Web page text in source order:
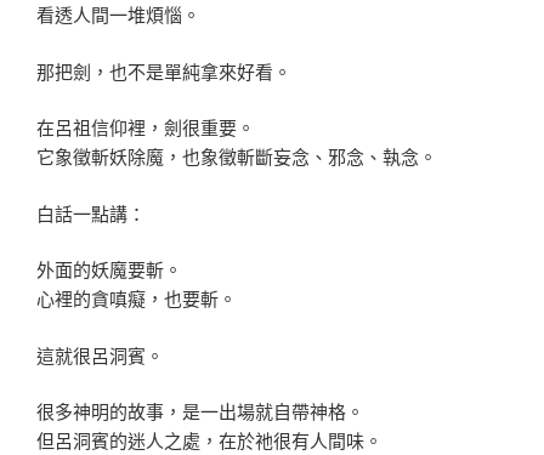
看透人間一堆煩惱。
那把劍，也不是單純拿來好看。
在呂祖信仰裡，劍很重要。
它象徵斬妖除魔，也象徵斬斷妄念、邪念、執念。
白話一點講：
外面的妖魔要斬。
心裡的貪嗔癡，也要斬。
這就很呂洞賓。
很多神明的故事，是一出場就自帶神格。
但呂洞賓的迷人之處，在於祂很有人間味。